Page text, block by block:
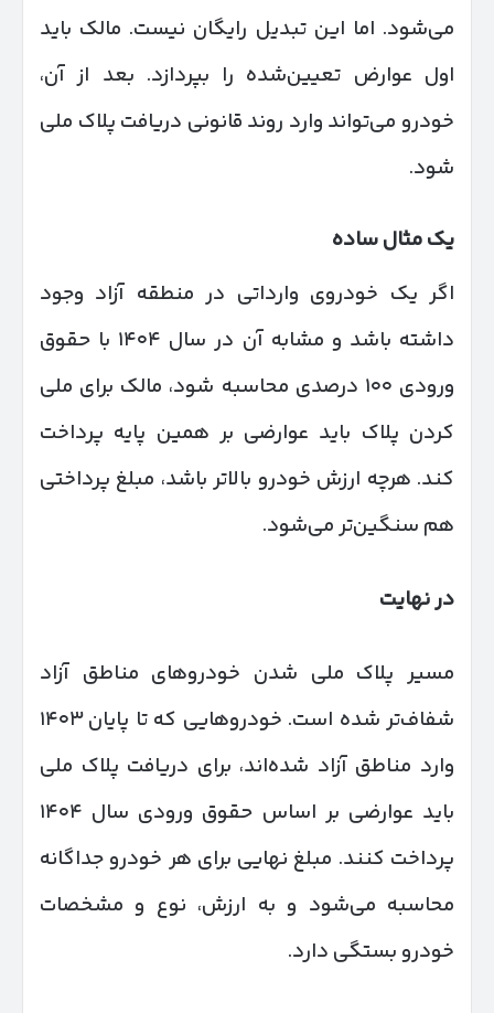
می‌شود. اما این تبدیل رایگان نیست. مالک باید
اول عوارض تعیین‌شده را بپردازد. بعد از آن،
خودرو می‌تواند وارد روند قانونی دریافت پلاک ملی
شود.
یک مثال ساده
اگر یک خودروی وارداتی در منطقه آزاد وجود
داشته باشد و مشابه آن در سال ۱۴۰۴ با حقوق
ورودی ۱۰۰ درصدی محاسبه شود، مالک برای ملی
کردن پلاک باید عوارضی بر همین پایه پرداخت
کند. هرچه ارزش خودرو بالاتر باشد، مبلغ پرداختی
هم سنگین‌تر می‌شود.
در نهایت
مسیر پلاک ملی شدن خودروهای مناطق آزاد
شفاف‌تر شده است. خودروهایی که تا پایان ۱۴۰۳
وارد مناطق آزاد شده‌اند، برای دریافت پلاک ملی
باید عوارضی بر اساس حقوق ورودی سال ۱۴۰۴
پرداخت کنند. مبلغ نهایی برای هر خودرو جداگانه
محاسبه می‌شود و به ارزش، نوع و مشخصات
خودرو بستگی دارد.